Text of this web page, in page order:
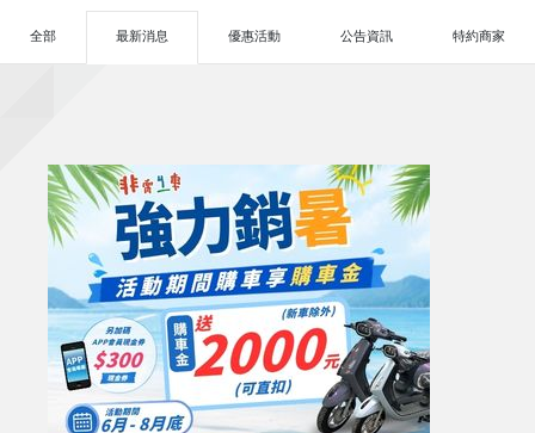
全部 最新消息 優惠活動 公告資訊 特約商家